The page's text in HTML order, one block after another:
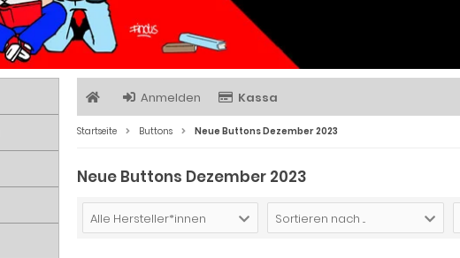
Anmelden Kassa
Startseite Buttons Neue Buttons Dezember 2023
Neue Buttons Dezember 2023
Alle Hersteller*innen Sortieren nach ...